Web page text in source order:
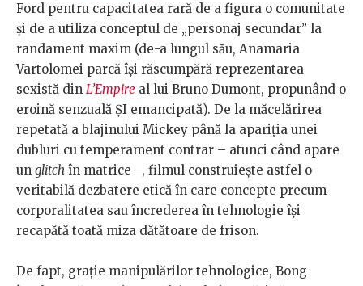
Ford pentru capacitatea rară de a figura o comunitate
și de a utiliza conceptul de „personaj secundar” la
randament maxim (de-a lungul său, Anamaria
Vartolomei parcă își răscumpără reprezentarea
sexistă din L’Empire al lui Bruno Dumont, propunând o
eroină senzuală ȘI emancipată). De la măcelărirea
repetată a blajinului Mickey până la apariția unei
dubluri cu temperament contrar – atunci când apare
un glitch în matrice –, filmul construiește astfel o
veritabilă dezbatere etică în care concepte precum
corporalitatea sau încrederea în tehnologie își
recapătă toată miza dătătoare de frison.
De fapt, grație manipulărilor tehnologice, Bong